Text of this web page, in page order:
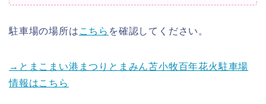
駐車場の場所は こちら を確認してください。
→とまこまい港まつりとまみん苫小牧百年花火駐車場
情報はこちら